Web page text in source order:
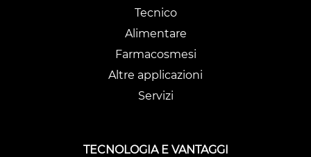
Tecnico
Alimentare
Farmacosmesi
Altre applicazioni
Servizi
TECNOLOGIA E VANTAGGI